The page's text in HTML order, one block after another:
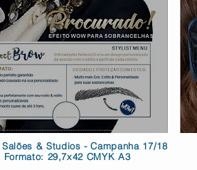
Salões & Studios - Campanha 17/18
Formato: 29,7x42 CMYK A3